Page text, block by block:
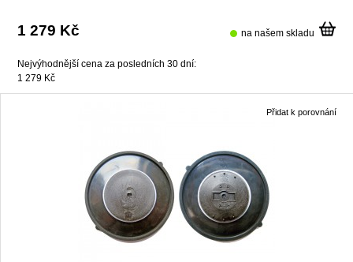
1 279 Kč na našem skladu
Nejvýhodnější cena za posledních 30 dní:
1 279 Kč
Přidat k porovnání